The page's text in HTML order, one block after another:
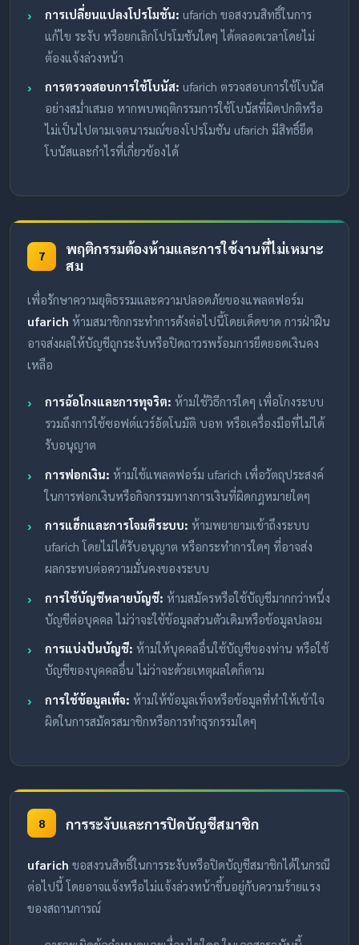
การเปลี่ยนแปลงโปรโมชัน: ufarich ขอสงวนสิทธิ์ในการ
แก้ไข ระงับ หรือยกเลิกโปรโมชันใดๆ ได้ตลอดเวลาโดยไม่
ต้องแจ้งล่วงหน้า
การตรวจสอบการใช้โบนัส: ufarich ตรวจสอบการใช้โบนัส
อย่างสม่ำเสมอ หากพบพฤติกรรมการใช้โบนัสที่ผิดปกติหรือ
ไม่เป็นไปตามเจตนารมณ์ของโปรโมชัน ufarich มีสิทธิ์ยึด
โบนัสและกำไรที่เกี่ยวข้องได้
7
พฤติกรรมต้องห้ามและการใช้งานที่ไม่เหมาะ
สม
เพื่อรักษาความยุติธรรมและความปลอดภัยของแพลตฟอร์ม
ufarich ห้ามสมาชิกกระทำการดังต่อไปนี้โดยเด็ดขาด การฝ่าฝืน
อาจส่งผลให้บัญชีถูกระงับหรือปิดถาวรพร้อมการยึดยอดเงินคง
เหลือ
การฉ้อโกงและการทุจริต: ห้ามใช้วิธีการใดๆ เพื่อโกงระบบ
รวมถึงการใช้ซอฟต์แวร์อัตโนมัติ บอท หรือเครื่องมือที่ไม่ได้
รับอนุญาต
การฟอกเงิน: ห้ามใช้แพลตฟอร์ม ufarich เพื่อวัตถุประสงค์
ในการฟอกเงินหรือกิจกรรมทางการเงินที่ผิดกฎหมายใดๆ
การแฮ็กและการโจมตีระบบ: ห้ามพยายามเข้าถึงระบบ
ufarich โดยไม่ได้รับอนุญาต หรือกระทำการใดๆ ที่อาจส่ง
ผลกระทบต่อความมั่นคงของระบบ
การใช้บัญชีหลายบัญชี: ห้ามสมัครหรือใช้บัญชีมากกว่าหนึ่ง
บัญชีต่อบุคคล ไม่ว่าจะใช้ข้อมูลส่วนตัวเดิมหรือข้อมูลปลอม
การแบ่งปันบัญชี: ห้ามให้บุคคลอื่นใช้บัญชีของท่าน หรือใช้
บัญชีของบุคคลอื่น ไม่ว่าจะด้วยเหตุผลใดก็ตาม
การใช้ข้อมูลเท็จ: ห้ามให้ข้อมูลเท็จหรือข้อมูลที่ทำให้เข้าใจ
ผิดในการสมัครสมาชิกหรือการทำธุรกรรมใดๆ
8 การระงับและการปิดบัญชีสมาชิก
ufarich ขอสงวนสิทธิ์ในการระงับหรือปิดบัญชีสมาชิกได้ในกรณี
ต่อไปนี้ โดยอาจแจ้งหรือไม่แจ้งล่วงหน้าขึ้นอยู่กับความร้ายแรง
ของสถานการณ์